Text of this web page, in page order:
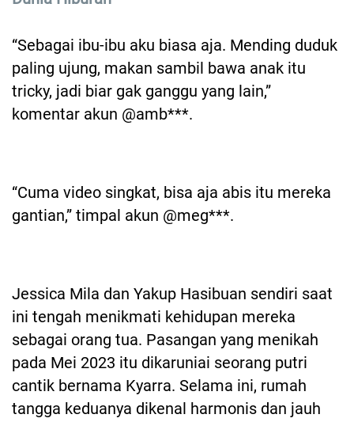
“Sebagai ibu-ibu aku biasa aja. Mending duduk
paling ujung, makan sambil bawa anak itu
tricky, jadi biar gak ganggu yang lain,”
komentar akun @amb***.
“Cuma video singkat, bisa aja abis itu mereka
gantian,” timpal akun @meg***.
Jessica Mila dan Yakup Hasibuan sendiri saat
ini tengah menikmati kehidupan mereka
sebagai orang tua. Pasangan yang menikah
pada Mei 2023 itu dikaruniai seorang putri
cantik bernama Kyarra. Selama ini, rumah
tangga keduanya dikenal harmonis dan jauh